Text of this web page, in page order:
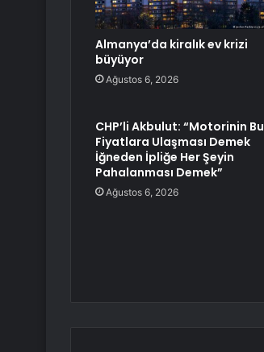
Almanya’da kiralık ev krizi
büyüyor
Ağustos 6, 2026
CHP’li Akbulut: “Motorinin Bu
Fiyatlara Ulaşması Demek
İğneden İpliğe Her Şeyin
Pahalanması Demek”
Ağustos 6, 2026